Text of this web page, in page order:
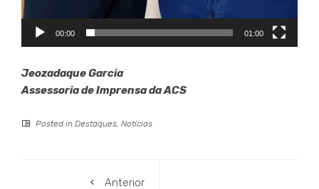
00:00 01:00
Jeozadaque Garcia
Assessoria de Imprensa da ACS
Posted in Destaques, Notícias
Anterior